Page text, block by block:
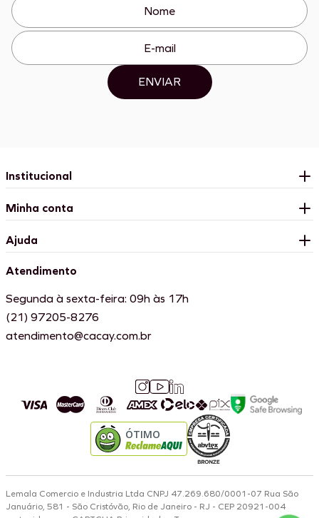
ENVIAR
Institucional
Minha conta
Ajuda
Atendimento
Segunda à sexta-feira: 09h às 17h
(21) 97205-8276
atendimento@cacay.com.br
ÓTIMO
Lemala Comercio e Industria Ltda CNPJ 47.269.680/0001-07 Rua São
Januário, 581 - São Cristóvão, Rio de Janeiro - RJ - CEP 20921-004